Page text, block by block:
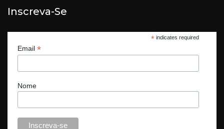
Inscreva-Se
*indicates required
Email *
Nome